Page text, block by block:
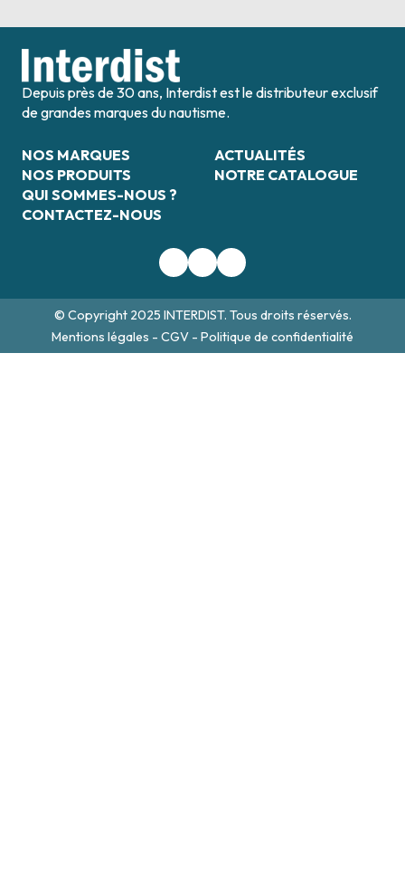
Depuis près de 30 ans, Interdist est le distributeur exclusif
de grandes marques du nautisme.
NOS MARQUES
NOS PRODUITS
QUI SOMMES-NOUS ?
CONTACTEZ-NOUS
ACTUALITÉS
NOTRE CATALOGUE
© Copyright 2025 INTERDIST. Tous droits réservés.
Mentions légales - CGV - Politique de confidentialité